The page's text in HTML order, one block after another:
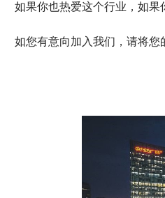
如果你也热爱这个行业，如果
如您有意向加入我们，请将您